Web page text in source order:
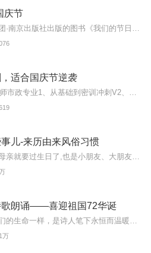
庆节
适合国庆节逆袭
儿-来历由来风俗习惯
歌朗诵——喜迎祖国72华诞
万